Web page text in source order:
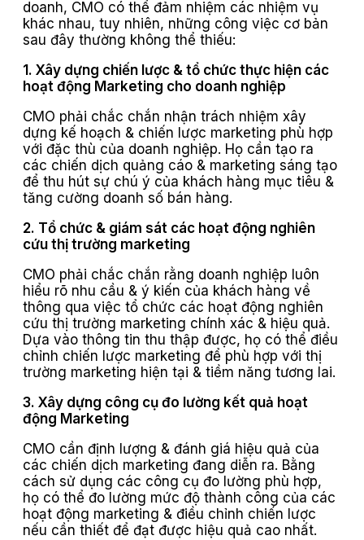
doanh, CMO có thể đảm nhiệm các nhiệm vụ
khác nhau, tuy nhiên, những công việc cơ bản
sau đây thường không thể thiếu:
1. Xây dựng chiến lược & tổ chức thực hiện các
hoạt động Marketing cho doanh nghiệp
CMO phải chắc chắn nhận trách nhiệm xây
dựng kế hoạch & chiến lược marketing phù hợp
với đặc thù của doanh nghiệp. Họ cần tạo ra
các chiến dịch quảng cáo & marketing sáng tạo
để thu hút sự chú ý của khách hàng mục tiêu &
tăng cường doanh số bán hàng.
2. Tổ chức & giám sát các hoạt động nghiên
cứu thị trường marketing
CMO phải chắc chắn rằng doanh nghiệp luôn
hiểu rõ nhu cầu & ý kiến ​​của khách hàng về
thông qua việc tổ chức các hoạt động nghiên
cứu thị trường marketing chính xác & hiệu quả.
Dựa vào thông tin thu thập được, họ có thể điều
chỉnh chiến lược marketing để phù hợp với thị
trường marketing hiện tại & tiềm năng tương lai.
3. Xây dựng công cụ đo lường kết quả hoạt
động Marketing
CMO cần định lượng & đánh giá hiệu quả của
các chiến dịch marketing đang diễn ra. Bằng
cách sử dụng các công cụ đo lường phù hợp,
họ có thể đo lường mức độ thành công của các
hoạt động marketing & điều chỉnh chiến lược
nếu cần thiết để đạt được hiệu quả cao nhất.